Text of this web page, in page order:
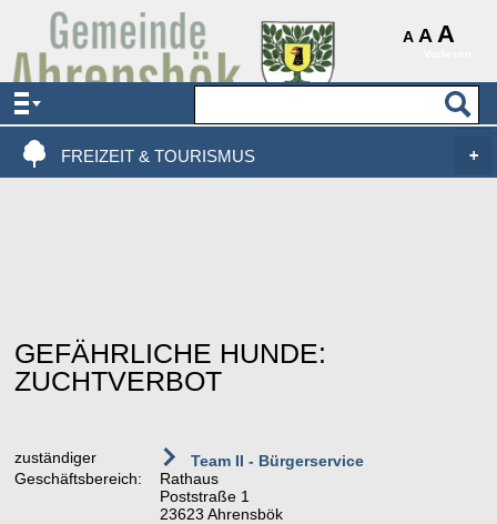
A A A
AKTUELLES & SERVICE
VERWALTUNG & POLITIK
FREIZEIT & TOURISMUS
GEFÄHRLICHE HUNDE:
ZUCHTVERBOT
zuständiger
Geschäftsbereich:
Team II - Bürgerservice
Rathaus
Poststraße 1
23623 Ahrensbök